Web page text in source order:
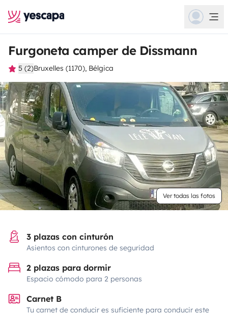
Furgoneta camper de Dissmann
5 (2)Bruxelles (1170), Bélgica
Ver todas las fotos
3 plazas con cinturón
Asientos con cinturones de seguridad
2 plazas para dormir
Espacio cómodo para 2 personas
Carnet B
Tu carnet de conducir es suficiente para conducir este